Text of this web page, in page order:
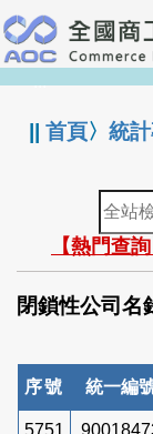
跳
到
主
要
:::
||首頁〉統
全
站
檢
索
【熱門查
閉鎖性公司名
序號 統一編
5751